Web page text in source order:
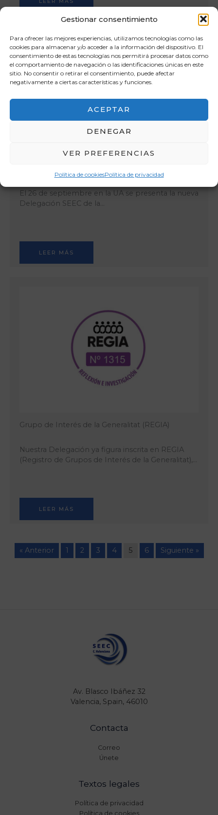
Gestionar consentimiento
Para ofrecer las mejores experiencias, utilizamos tecnologías como las
cookies para almacenar y/o acceder a la información del dispositivo. El
consentimiento de estas tecnologías nos permitirá procesar datos como
el comportamiento de navegación o las identificaciones únicas en este
sitio. No consentir o retirar el consentimiento, puede afectar
negativamente a ciertas características y funciones.
ACEPTAR
DENEGAR
VER PREFERENCIAS
Política de cookiesPolítica de privacidad
El 26 de septiembre en la UA se presenta la nueva
Delegación SEEC de la…
LEER MÁS
Grupo de Interés de la Generalitat (REGIA)
Nuestra Delegación ya figura inscrita en REGIA
(Registro de Grupos de Interés de la Generalitat),…
LEER MÁS
« Anterior 1 2 3 4 5 6 Siguiente »
Av. Blasco Ibáñez 32
Valencia, Spain, 46010
Contacta
Correo
Únete
Textos legales
Política de privacidad
Política de cookies